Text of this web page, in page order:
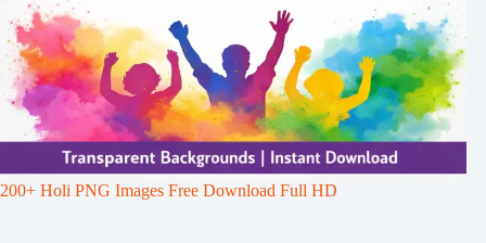
200+ Holi PNG Images Free Download Full HD